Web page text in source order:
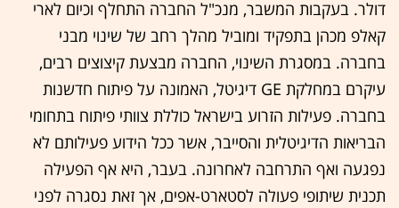
דולר. בעקבות המשבר, מנכ"ל החברה התחלף וכיום לארי
קאלפ מכהן בתפקיד ומוביל מהלך רחב של שינוי מבני
בחברה. במסגרת השינוי, החברה מבצעת קיצוצים רבים,
עיקרם במחלקת GE דיגיטל, האמונה על פיתוח חדשנות
בחברה. פעילות הזרוע בישראל כוללת צוותי פיתוח בתחומי
הבריאות הדיגיטלית והסייבר, אשר ככל הידוע פעילותם לא
נפגעה ואף התרחבה לאחרונה. בעבר, היא אף הפעילה
תכנית שיתופי פעולה לסטארט-אפים, אך זאת נסגרה לפני